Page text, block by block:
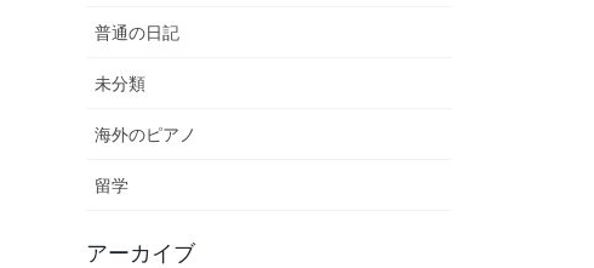
普通の日記
未分類
海外のピアノ
留学
アーカイブ